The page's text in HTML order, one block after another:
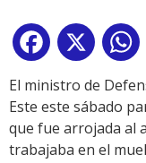
Facebook
X
El ministro de
Este este sábado
que fue arrojada al
trabajaba en el